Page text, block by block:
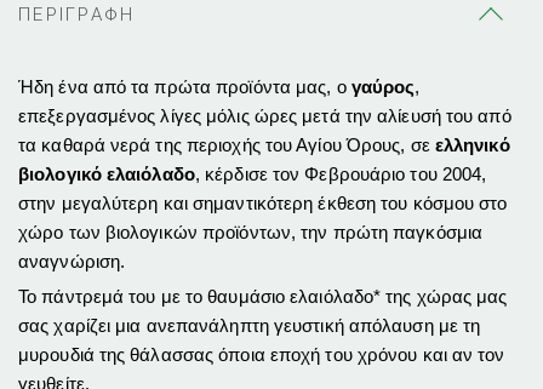
ΠΕΡΙΓΡΑΦΗ
Ήδη ένα από τα πρώτα προϊόντα μας, ο γαύρος,
επεξεργασμένος λίγες μόλις ώρες μετά την αλίευσή του από
τα καθαρά νερά της περιοχής του Αγίου Όρους, σε ελληνικό
βιολογικό ελαιόλαδο, κέρδισε τον Φεβρουάριο του 2004,
στην μεγαλύτερη και σημαντικότερη έκθεση του κόσμου στο
χώρο των βιολογικών προϊόντων, την πρώτη παγκόσμια
αναγνώριση.
Το πάντρεμά του με το θαυμάσιο ελαιόλαδο* της χώρας μας
σας χαρίζει μια ανεπανάληπτη γευστική απόλαυση με τη
μυρουδιά της θάλασσας όποια εποχή του χρόνου καιαν τον
γευθείτε.